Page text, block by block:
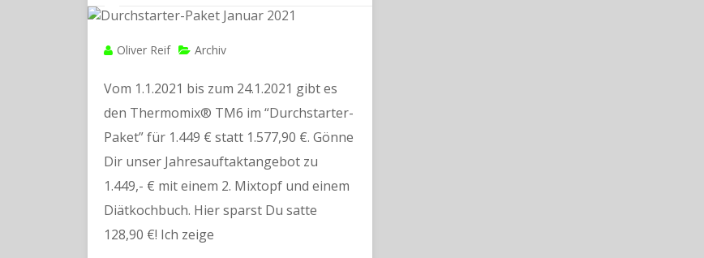
Oliver Reif Archiv
Vom 1.1.2021 bis zum 24.1.2021 gibt es
den Thermomix® TM6 im “Durchstarter-
Paket” für 1.449 € statt 1.577,90 €. Gönne
Dir unser Jahresauftaktangebot zu
1.449,- € mit einem 2. Mixtopf und einem
Diätkochbuch. Hier sparst Du satte
128,90 €! Ich zeige